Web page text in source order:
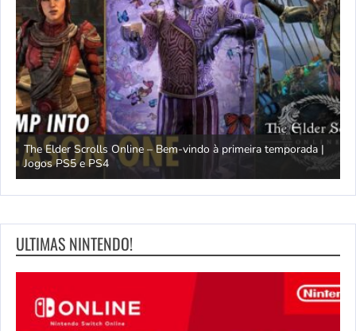
The Elder Scrolls Online – Bem-vindo à primeira temporada |
Jogos PS5 e PS4
ULTIMAS NINTENDO!